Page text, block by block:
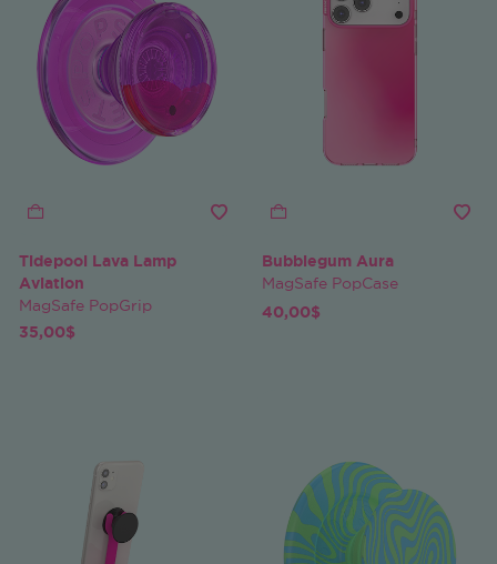
Tidepool Lava Lamp
Aviation
MagSafe PopGrip
35,00$
Bubblegum Aura
MagSafe PopCase
40,00$